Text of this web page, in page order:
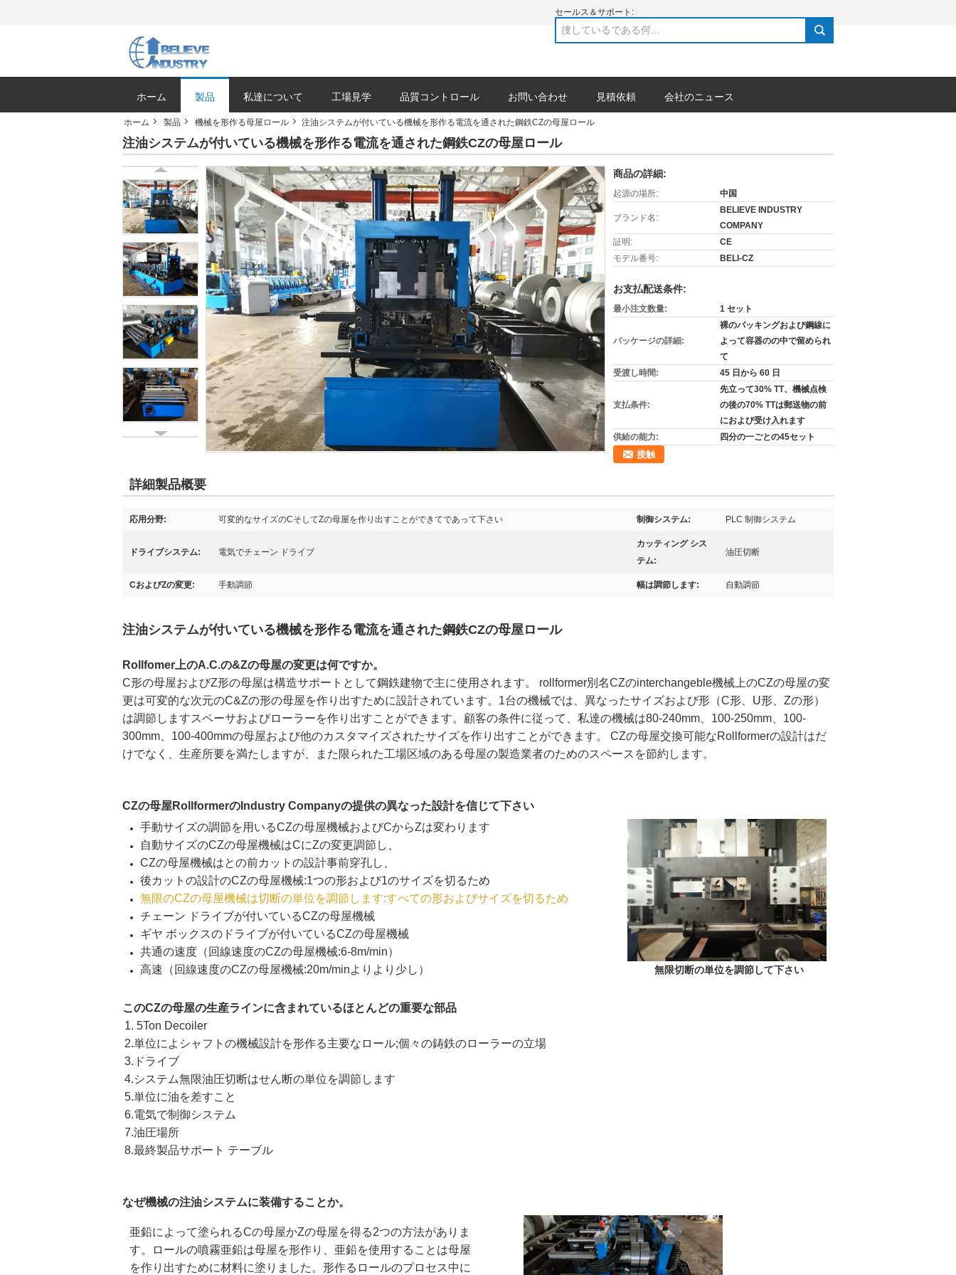
セールス＆サポート:
search
ホーム 製品 私達について 工場見学 品質コントロール お問い合わせ 見積依頼 会社のニュース
ホーム 製品 機械を形作る母屋ロール 注油システムが付いている機械を形作る電流を通された鋼鉄CZの母屋ロール
注油システムが付いている機械を形作る電流を通された鋼鉄CZの母屋ロール
商品の詳細:
起源の場所: 中国
ブランド名:
BELIEVE INDUSTRY
COMPANY
証明:
CE
モデル番号:
BELI-CZ
お支払配送条件:
最小注文数量: 1 セット
パッケージの詳細:
裸のパッキングおよび鋼線に
よって容器のの中で留められ
て
受渡し時間:
45 日から 60 日
支払条件:
先立って30% TT、機械点検
の後の70% TTは郵送物の前
におよび受け入れます
供給の能力:
四分の一ごとの45セット
接触
詳細製品概要
応用分野: 可変的なサイズのCそしてZの母屋を作り出すことができてであって下さい 制御システム: PLC 制御システム
ドライブシステム: 電気でチェーン ドライブ
カッティング シス
テム:
油圧切断
CおよびZの変更: 手動調節 幅は調節します: 自動調節
注油システムが付いている機械を形作る電流を通された鋼鉄CZの母屋ロール
Rollfomer上のA.C.の&Zの母屋の変更は何ですか。
C形の母屋およびZ形の母屋は構造サポートとして鋼鉄建物で主に使用されます。 rollformer別名CZのinterchangeble機械上のCZの母屋の変
更は可変的な次元のC&Zの形の母屋を作り出すために設計されています。1台の機械では、異なったサイズおよび形（C形、U形、Zの形）
は調節しますスペーサおよびローラーを作り出すことができます。顧客の条件に従って、私達の機械は80-240mm、100-250mm、100-
300mm、100-400mmの母屋および他のカスタマイズされたサイズを作り出すことができます。 CZの母屋交換可能なRollformerの設計はだ
けでなく、生産所要を満たしますが、また限られた工場区域のある母屋の製造業者のためのスペースを節約します。
CZの母屋RollformerのIndustry Companyの提供の異なった設計を信じて下さい
手動サイズの調節を用いるCZの母屋機械およびCからZは変わります
自動サイズのCZの母屋機械はCにZの変更調節し、
CZの母屋機械はとの前カットの設計事前穿孔し、
後カットの設計のCZの母屋機械:1つの形および1のサイズを切るため
無限のCZの母屋機械は切断の単位を調節します:すべての形およびサイズを切るため
チェーン ドライブが付いているCZの母屋機械
ギヤ ボックスのドライブが付いているCZの母屋機械
共通の速度（回線速度のCZの母屋機械:6-8m/min）
高速（回線速度のCZの母屋機械:20m/minよりより少し）
無限切断の単位を調節して下さい
このCZの母屋の生産ラインに含まれているほとんどの重要な部品
1. 5Ton Decoiler
2.単位によシャフトの機械設計を形作る主要なロール;個々の鋳鉄のローラーの立場
3.ドライブ
4.システム無限油圧切断はせん断の単位を調節します
5.単位に油を差すこと
6.電気で制御システム
7.油圧場所
8.最終製品サポート テーブル
なぜ機械の注油システムに装備することか。
亜鉛によって塗られるCの母屋かZの母屋を得る2つの方法がありま
す。ロールの噴霧亜鉛は母屋を形作り、亜鉛を使用することは母屋
を作り出すために材料に塗りました。形作るロールのプロセス中に